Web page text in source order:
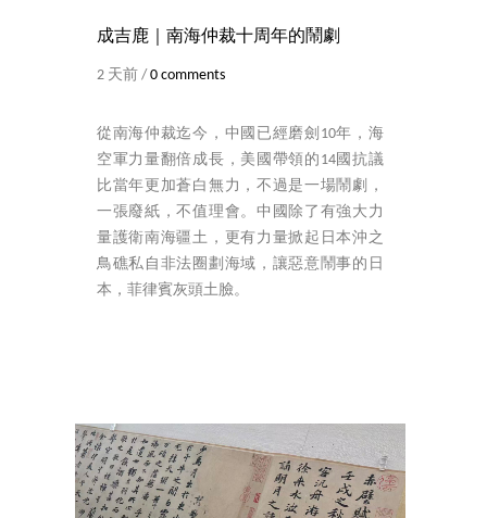
成吉鹿｜南海仲裁十周年的鬧劇
2 天前 /0 comments
從南海仲裁迄今，中國已經磨劍10年，海
空軍力量翻倍成長，美國帶領的14國抗議
比當年更加蒼白無力，不過是一場鬧劇，
一張廢紙，不值理會。中國除了有強大力
量護衛南海疆土，更有力量掀起日本沖之
鳥礁私自非法圈劃海域，讓惡意鬧事的日
本，菲律賓灰頭土臉。